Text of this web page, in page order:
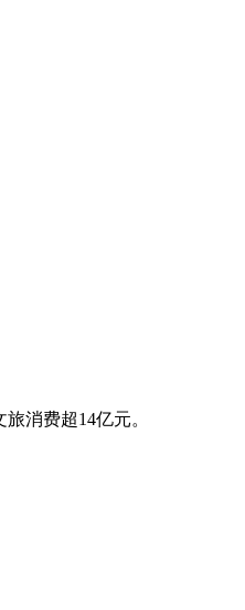
消费超14亿元。‌‌